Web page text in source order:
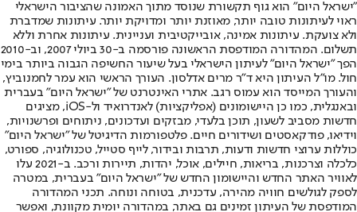
"ישראל היום" הוא גוף תקשורת שנוסד מתוך האמונה שהציבור הישראלי
ראוי לעיתונות טובה יותר, מאוזנת יותר ומדויקת יותר. עיתונות שמדברת
ולא צועקת. עיתונות אמינה, אובייקטיבית ועניינית. עיתונות אחרת וללא
תשלום. המהדורה המודפסת הראשונה פורסמה ב-30 ביולי 2007, וב-2010
הפך "ישראל היום" לעיתון הישראלי בעל שיעור החשיפה הגבוה ביותר בימי
חול. מו"ל העיתון היא ד"ר מרים אדלסון. העורך הראשי הוא עמר לחמנוביץ,
והעורך המייסד הוא עמוס רגב. אתרי האינטרנט של "ישראל היום" בעברית
ובאנגלית, כמו כן היישומונים (אפליקציות) לאנדרואיד ול-iOS, מציגים
חדשות מסביב לשעון, תוכן בלעדי, מבזקים ועדכונים, ניתוחים ופרשנויות,
וידיאו, פודקאסטים ושידורים חיים. פלטפורמות הדיגיטל של "ישראל היום"
כוללות ערוצי חדשות ודעות, תרבות ובידור, לייף סטייל, טכנולוגיה, ספורט,
כלכלה וצרכנות, בריאות, חיילים, אוכל, יהדות, תיירות ורכב. ב-2021 עלו
לאוויר האתר החדש והיישומון החדש של "ישראל היום" בעברית, במטרה
לספק לגולשים חוויה מהירה, עדכנית, בטוחה ונוחה. תכני המהדורה
המודפסת של העיתון זמינים גם באתר, במהדורה יומית מקוונת, ואפשר